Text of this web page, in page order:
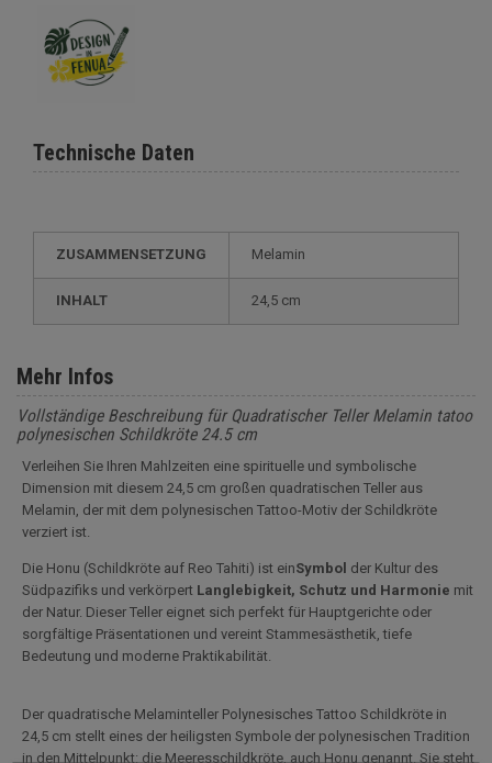
Technische Daten
ZUSAMMENSETZUNG Melamin
INHALT 24,5 cm
Mehr Infos
Vollständige Beschreibung für Quadratischer Teller Melamin tatoo
polynesischen Schildkröte 24.5 cm
Verleihen Sie Ihren Mahlzeiten eine spirituelle und symbolische
Dimension mit diesem 24,5 cm großen quadratischen Teller aus
Melamin, der mit dem polynesischen Tattoo-Motiv der Schildkröte
verziert ist.
Die Honu (Schildkröte auf Reo Tahiti) ist einSymbol der Kultur des
Südpazifiks und verkörpert Langlebigkeit, Schutz und Harmonie mit
der Natur. Dieser Teller eignet sich perfekt für Hauptgerichte oder
sorgfältige Präsentationen und vereint Stammesästhetik, tiefe
Bedeutung und moderne Praktikabilität.
Der quadratische Melaminteller Polynesisches Tattoo Schildkröte in
24,5 cm stellt eines der heiligsten Symbole der polynesischen Tradition
in den Mittelpunkt: die Meeresschildkröte, auch Honu genannt. Sie steht